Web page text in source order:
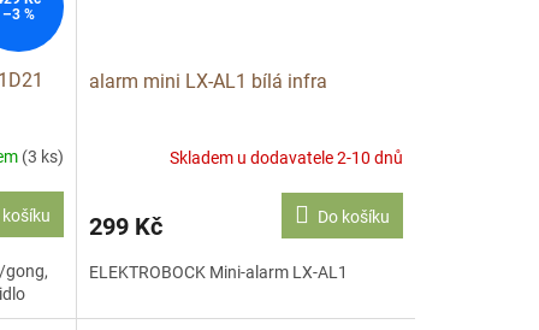
–3 %
(3 ks)
košíku
gong,
alarm mini LX-AL1 bílá infra
Skladem u dodavatele 2-10 dnů
299 Kč Do košíku
ELEKTROBOCK Mini-alarm LX-AL1